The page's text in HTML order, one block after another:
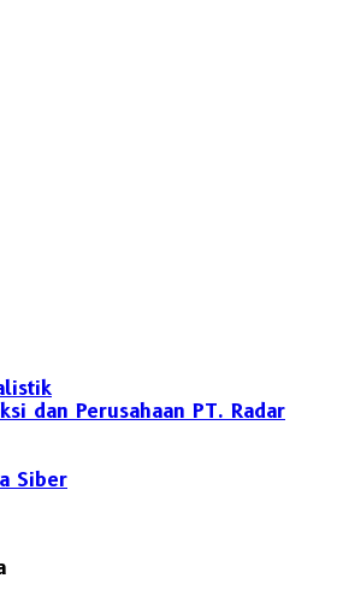
dan Perusahaan PT. Radar
Siber